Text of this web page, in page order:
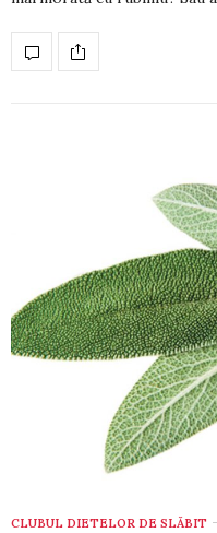
CLUBUL DIETELOR DE SLĂBIT